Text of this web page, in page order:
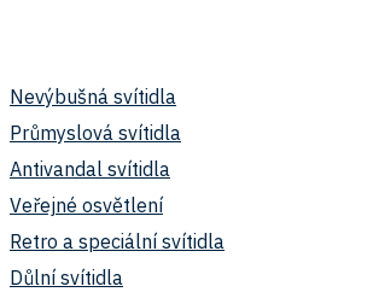
Nevýbušná svítidla
Průmyslová svítidla
Antivandal svítidla
Veřejné osvětlení
Retro a speciální svítidla
Důlní svítidla